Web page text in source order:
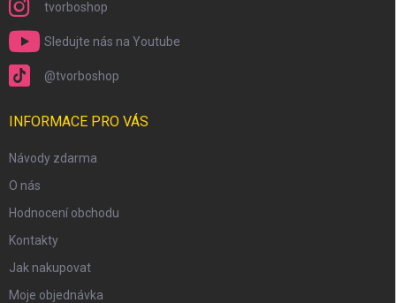
tvorboshop
Sledujte nás na Youtube
@tvorboshop
INFORMACE PRO VÁS
Návody zdarma
O nás
Hodnocení obchodu
Kontakty
Jak nakupovat
Moje objednávka